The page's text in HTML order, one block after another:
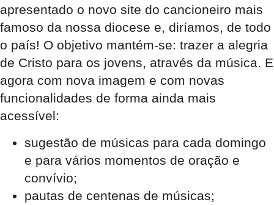
apresentado o novo site do cancioneiro mais
famoso da nossa diocese e, diríamos, de todo
o país! O objetivo mantém-se: trazer a alegria
de Cristo para os jovens, através da música. E
agora com nova imagem e com novas
funcionalidades de forma ainda mais
acessível:
sugestão de músicas para cada domingo
e para vários momentos de oração e
convívio;
pautas de centenas de músicas;